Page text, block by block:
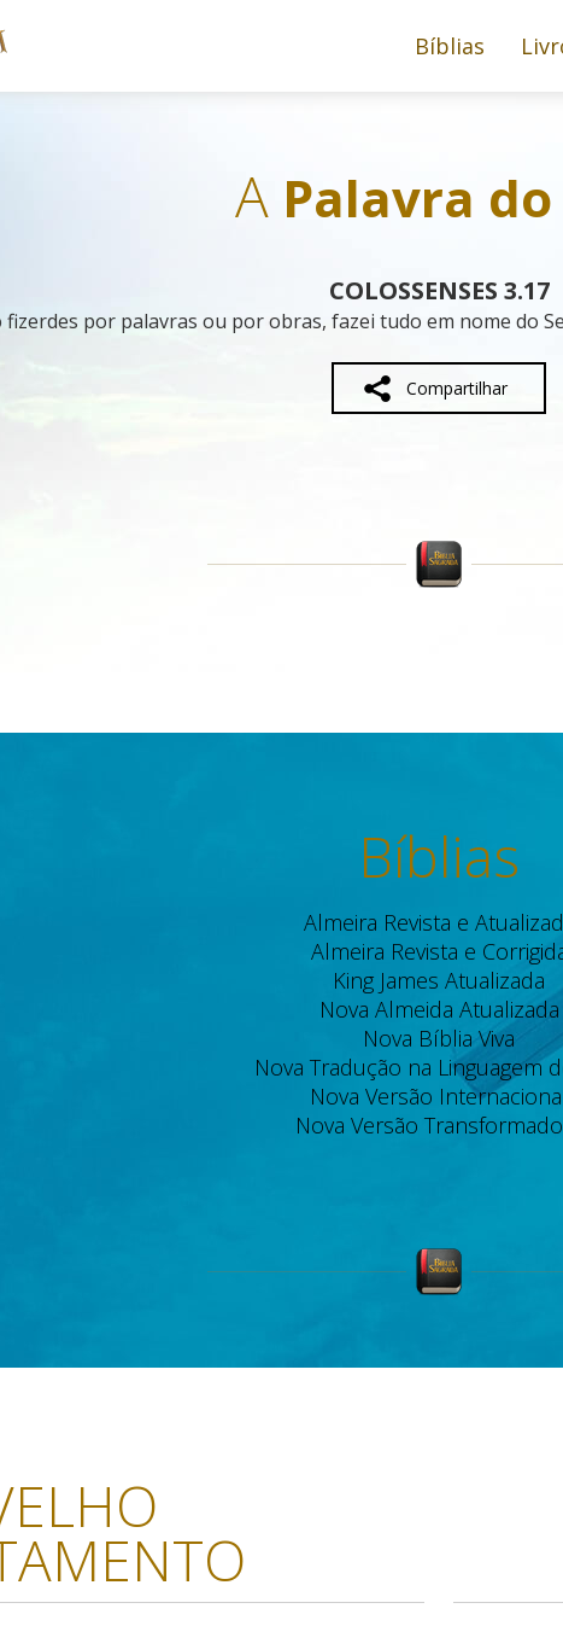
Bíblias
APalavra do
COLOSSENSES 3.17
fizerdes por palavras ou por obras, fazei tudo em nome do
Compartilhar
Bíblias
Almeira Revista e
Almeira Revista e
King James Atualizada
Nova Almeida Atualizada
Nova Bíblia Viva
Nova Tradução na Linguagem
Nova Versão
Nova Versão